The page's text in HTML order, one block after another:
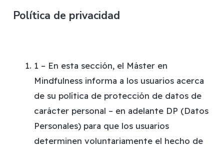
Política de privacidad
1 – En esta sección, el Máster en
Mindfulness informa a los usuarios acerca
de su política de protección de datos de
carácter personal – en adelante DP (Datos
Personales) para que los usuarios
determinen voluntariamente el hecho de